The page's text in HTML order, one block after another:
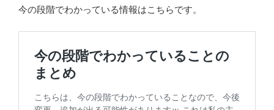
今の段階でわかっている情報はこちらです。